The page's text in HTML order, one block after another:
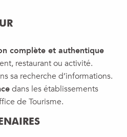
complète et authentique
restaurant ou activité.
sa recherche d’informations.
dans les établissements
de Tourisme.